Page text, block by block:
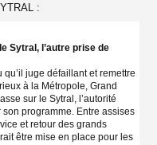
:
Sytral, l’autre prise de
juge défaillant et remettre
à la Métropole, Grand
sur le Sytral, l’autorité
programme. Entre assises
et retour des grands
être mise en place pour les